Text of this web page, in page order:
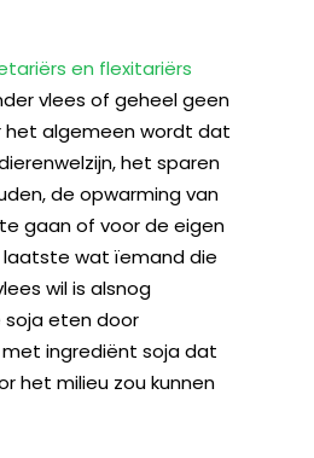
en flexitariërs
vlees of geheel geen
het algemeen wordt dat
het sparen
de opwarming van
gaan of voor de eigen
laatste wat ïemand die
wil is alsnog
eten door
ingrediënt soja dat
het milieu zou kunnen